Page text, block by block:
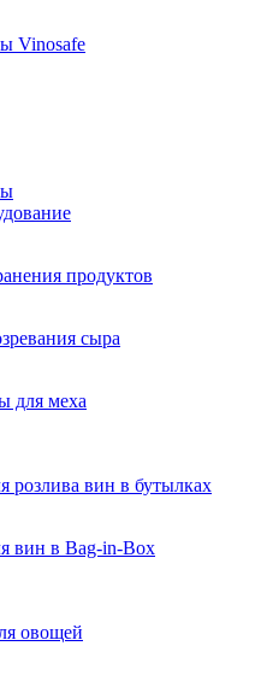
Vinosafe
продуктов
сыра
для меха
розлива вин в бутылках
вин в Bag-in-Box
овощей